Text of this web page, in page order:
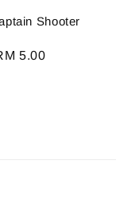
Shooter
5.00